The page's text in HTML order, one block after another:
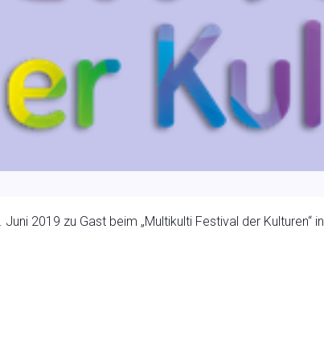
2019 zu Gast beim „Multikulti Festival der Kulturen“ in